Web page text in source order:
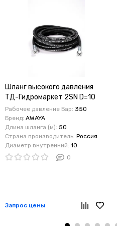
Шланг высокого давления
ТД-Гидромаркет 2SN D=10
350 bar, соединение - гайка
М22-М22, 50 м
Рабочее давление Бар: 350
Бренд: AWAYA
Длина шланга (м): 50
Страна производитель: Россия
Диаметр внутренний: 10
0
Запрос цены